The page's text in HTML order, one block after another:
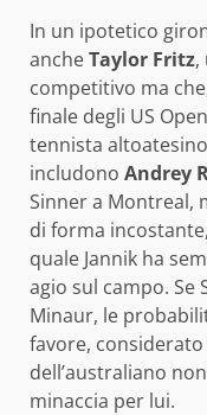
In un ipotetico
ancheTaylor Fritz,
competitivo ma
finale degli US
tennista
includono Andrey
Sinner a Montreal,
di forma
quale Jannik ha
agio sul campo.
Minaur, le
favore,
dell’australiano
minaccia per lui.